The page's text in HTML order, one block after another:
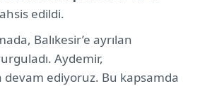
edildi.
Balıkesir’e ayrılan
Aydemir,
devam ediyoruz. Bu kapsamda